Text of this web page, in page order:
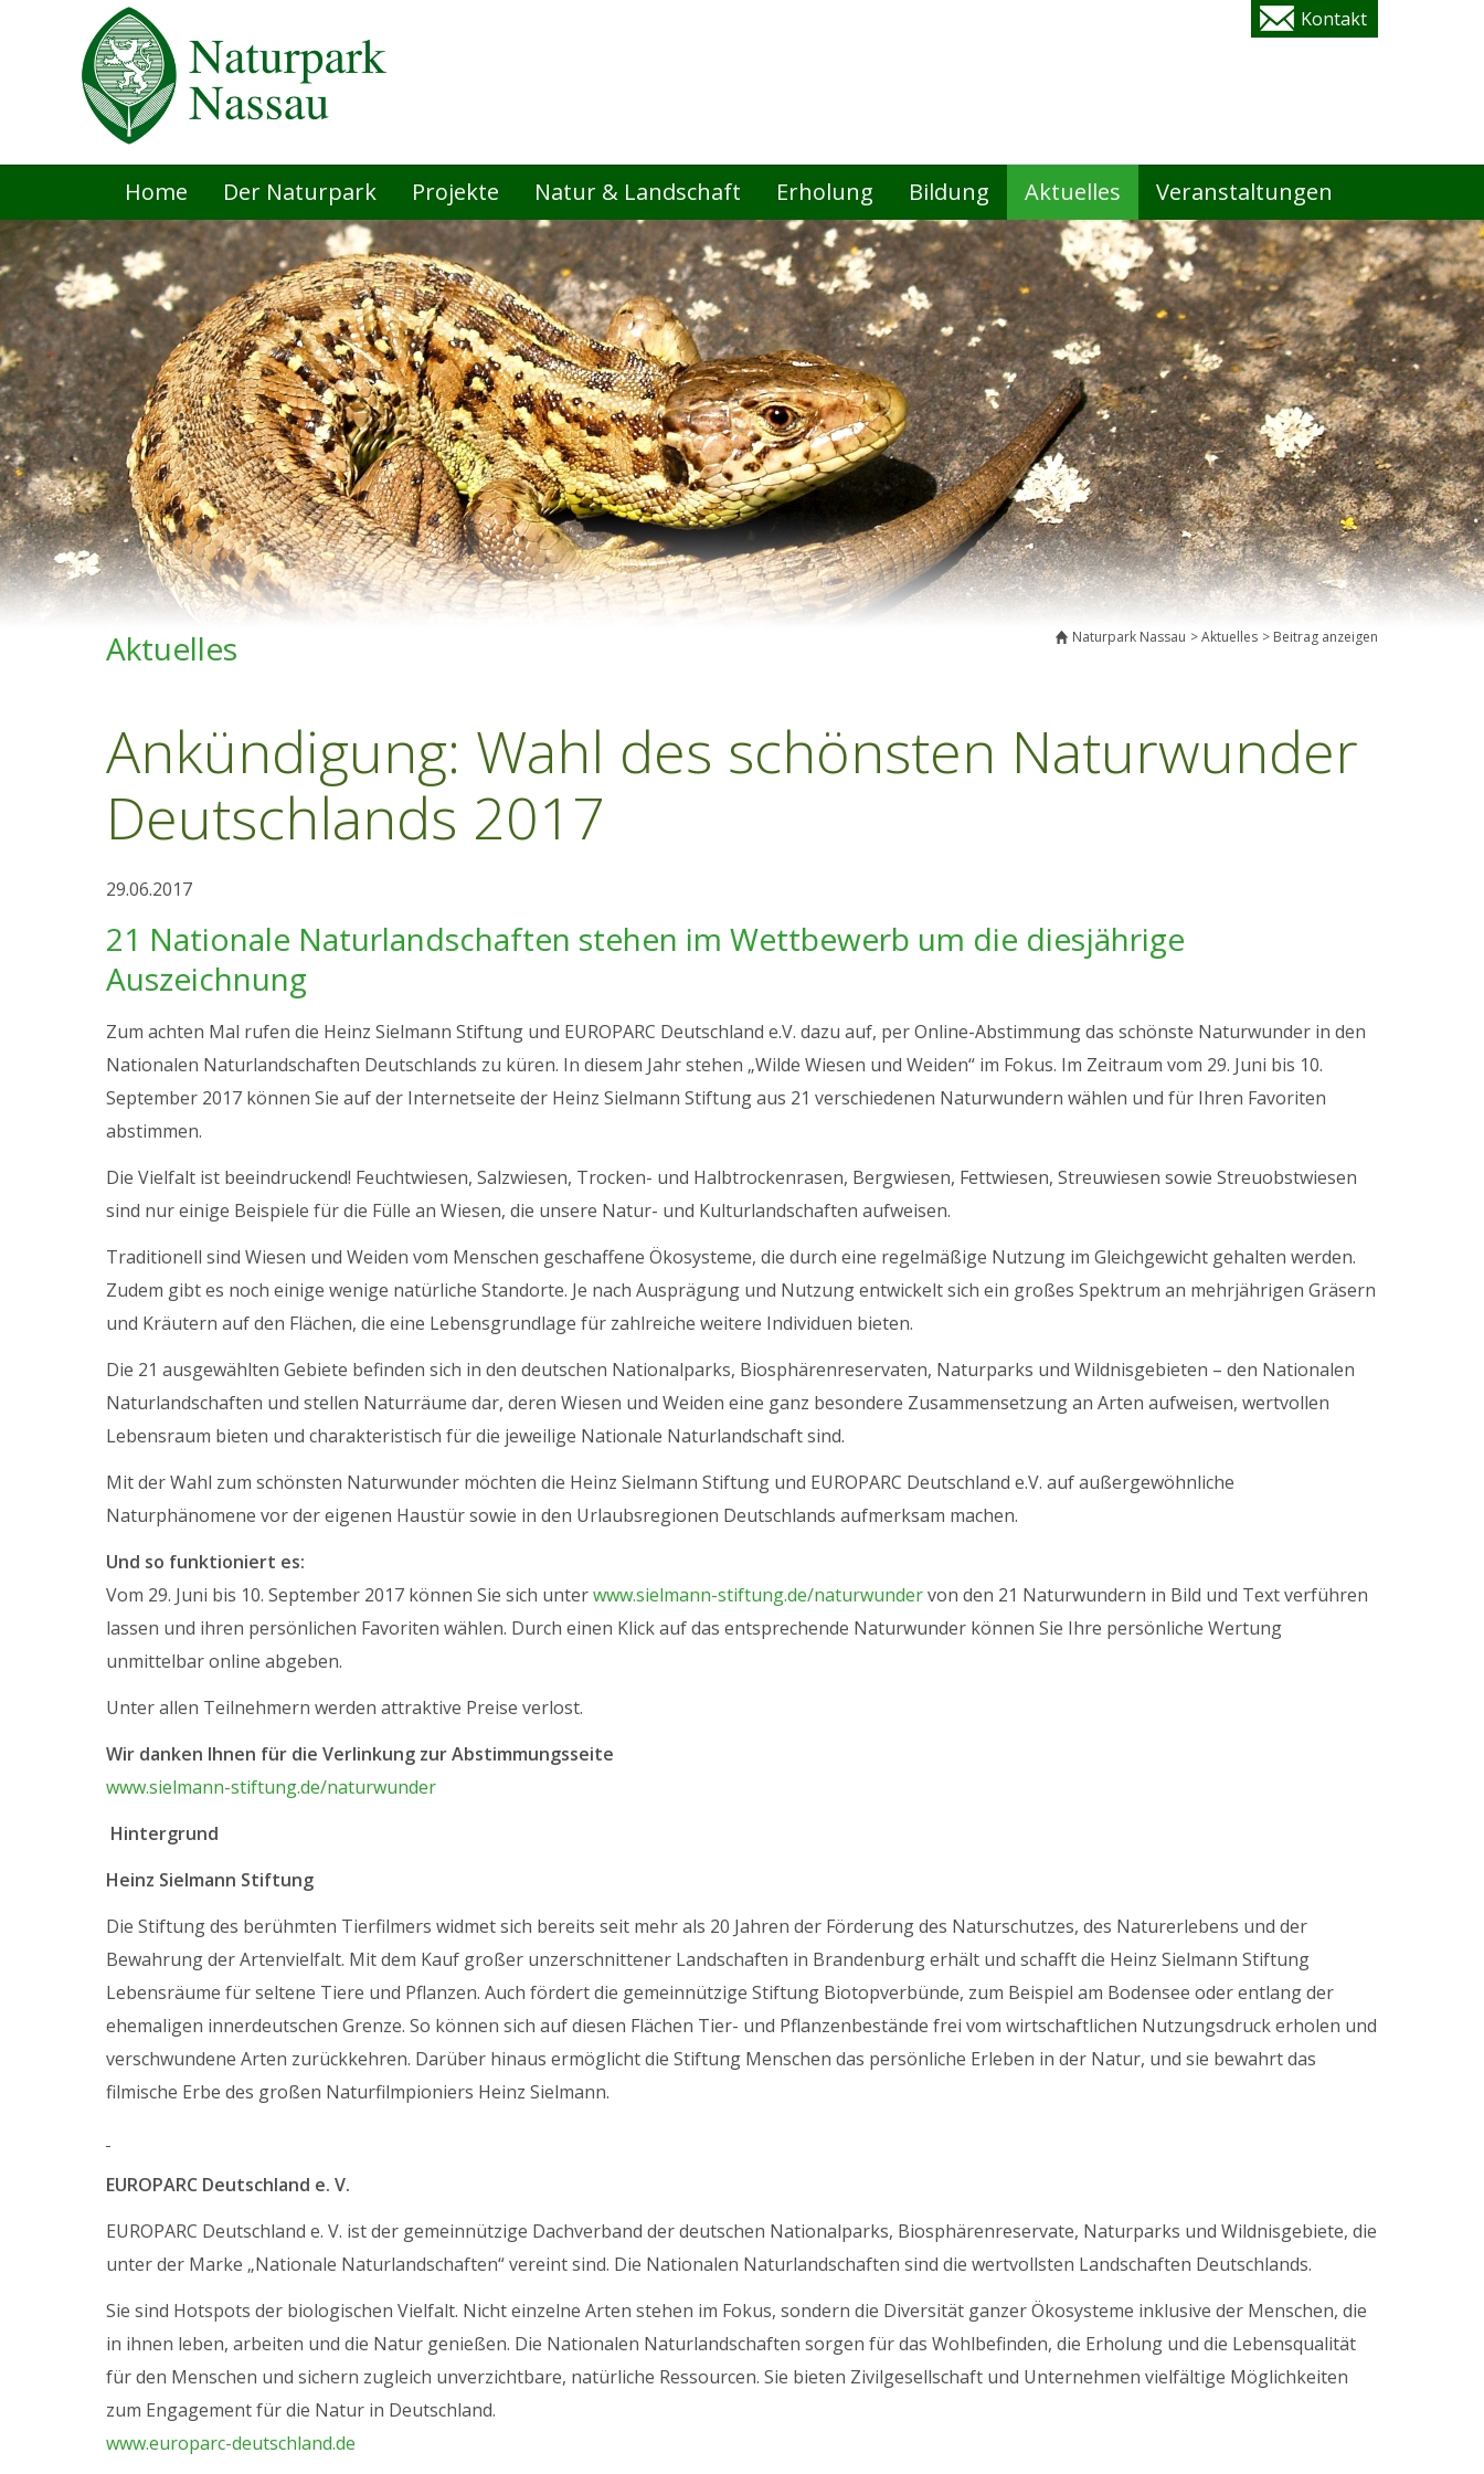
Kontakt
Navigation
überspringen
Home Der Naturpark Projekte Natur & Landschaft Erholung Bildung Aktuelles Veranstaltungen
Naturpark Nassau Aktuelles Beitrag anzeigen
Aktuelles
Ankündigung: Wahl des schönsten Naturwunder
Deutschlands 2017
29.06.2017
21 Nationale Naturlandschaften stehen im Wettbewerb um die diesjährige
Auszeichnung
Zum achten Mal rufen die Heinz Sielmann Stiftung und EUROPARC Deutschland e.V. dazu auf, per Online-Abstimmung das schönste Naturwunder in den
Nationalen Naturlandschaften Deutschlands zu küren. In diesem Jahr stehen „Wilde Wiesen und Weiden“ im Fokus. Im Zeitraum vom 29. Juni bis 10.
September 2017 können Sie auf der Internetseite der Heinz Sielmann Stiftung aus 21 verschiedenen Naturwundern wählen und für Ihren Favoriten
abstimmen.
Die Vielfalt ist beeindruckend! Feuchtwiesen, Salzwiesen, Trocken- und Halbtrockenrasen, Bergwiesen, Fettwiesen, Streuwiesen sowie Streuobstwiesen
sind nur einige Beispiele für die Fülle an Wiesen, die unsere Natur- und Kulturlandschaften aufweisen.
Traditionell sind Wiesen und Weiden vom Menschen geschaffene Ökosysteme, die durch eine regelmäßige Nutzung im Gleichgewicht gehalten werden.
Zudem gibt es noch einige wenige natürliche Standorte. Je nach Ausprägung und Nutzung entwickelt sich ein großes Spektrum an mehrjährigen Gräsern
und Kräutern auf den Flächen, die eine Lebensgrundlage für zahlreiche weitere Individuen bieten.
Die 21 ausgewählten Gebiete befinden sich in den deutschen Nationalparks, Biosphärenreservaten, Naturparks und Wildnisgebieten – den Nationalen
Naturlandschaften und stellen Naturräume dar, deren Wiesen und Weiden eine ganz besondere Zusammensetzung an Arten aufweisen, wertvollen
Lebensraum bieten und charakteristisch für die jeweilige Nationale Naturlandschaft sind.
Mit der Wahl zum schönsten Naturwunder möchten die Heinz Sielmann Stiftung und EUROPARC Deutschland e.V. auf außergewöhnliche
Naturphänomene vor der eigenen Haustür sowie in den Urlaubsregionen Deutschlands aufmerksam machen.
Und so funktioniert es:
Vom 29. Juni bis 10. September 2017 können Sie sich unterwww.sielmann-stiftung.de/naturwundervon den 21 Naturwundern in Bild und Text verführen
lassen und ihren persönlichen Favoriten wählen. Durch einen Klick auf das entsprechende Naturwunder können Sie Ihre persönliche Wertung
unmittelbar online abgeben.
Unter allen Teilnehmern werden attraktive Preise verlost.
Wir danken Ihnen für die Verlinkung zur Abstimmungsseite
www.sielmann-stiftung.de/naturwunder
Hintergrund
Heinz Sielmann Stiftung
Die Stiftung des berühmten Tierfilmers widmet sich bereits seit mehr als 20 Jahren der Förderung des Naturschutzes, des Naturerlebens und der
Bewahrung der Artenvielfalt. Mit dem Kauf großer unzerschnittener Landschaften in Brandenburg erhält und schafft die Heinz Sielmann Stiftung
Lebensräume für seltene Tiere und Pflanzen. Auch fördert die gemeinnützige Stiftung Biotopverbünde, zum Beispiel am Bodensee oder entlang der
ehemaligen innerdeutschen Grenze. So können sich auf diesen Flächen Tier- und Pflanzenbestände frei vom wirtschaftlichen Nutzungsdruck erholen und
verschwundene Arten zurückkehren. Darüber hinaus ermöglicht die Stiftung Menschen das persönliche Erleben in der Natur, und sie bewahrt das
filmische Erbe des großen Naturfilmpioniers Heinz Sielmann.
EUROPARC Deutschland e. V.
EUROPARC Deutschland e. V. ist der gemeinnützige Dachverband der deutschen Nationalparks, Biosphärenreservate, Naturparks und Wildnisgebiete, die
unter der Marke „Nationale Naturlandschaften“ vereint sind. Die Nationalen Naturlandschaften sind die wertvollsten Landschaften Deutschlands.
Sie sind Hotspots der biologischen Vielfalt. Nicht einzelne Arten stehen im Fokus, sondern die Diversität ganzer Ökosysteme inklusive der Menschen, die
in ihnen leben, arbeiten und die Natur genießen. Die Nationalen Naturlandschaften sorgen für das Wohlbefinden, die Erholung und die Lebensqualität
für den Menschen und sichern zugleich unverzichtbare, natürliche Ressourcen. Sie bieten Zivilgesellschaft und Unternehmen vielfältige Möglichkeiten
zum Engagement für die Natur in Deutschland.
www.europarc-deutschland.de